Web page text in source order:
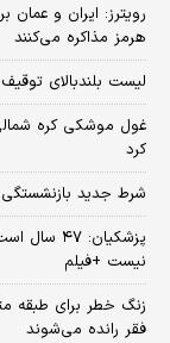
هرمز مذاکره می‌کنند
لیست بلندبالای
غول موشکی کره
کرد
شرط جدید
نیست +فیلم
زنگ خطر برای طبقه
فقر رانده می‌شوند